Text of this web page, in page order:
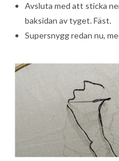
Avsluta med att sticka
baksidan av tyget. Fäst.
Supersnygg redan nu,